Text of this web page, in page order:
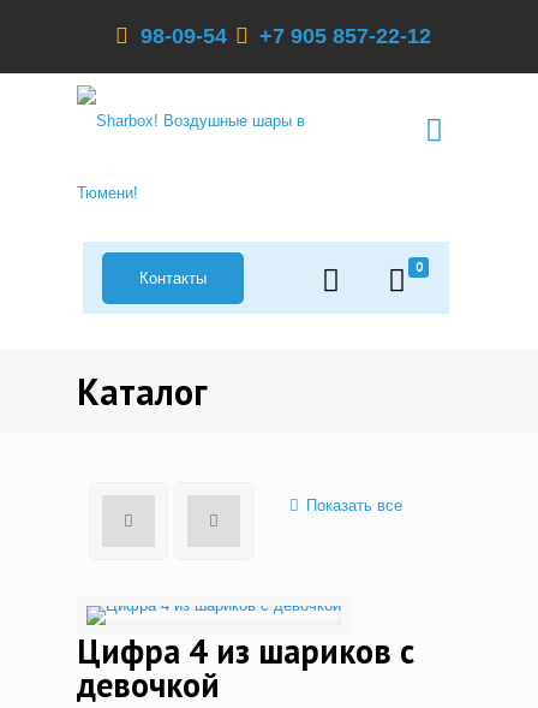
98-09-54 +7 905 857-22-12
0
Контакты
Каталог
Показать все
Цифра 4 из шариков с
девочкой